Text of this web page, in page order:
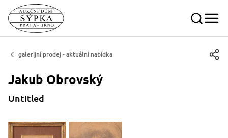
galerijní prodej - aktuální nabídka
Jakub Obrovský
Untitled